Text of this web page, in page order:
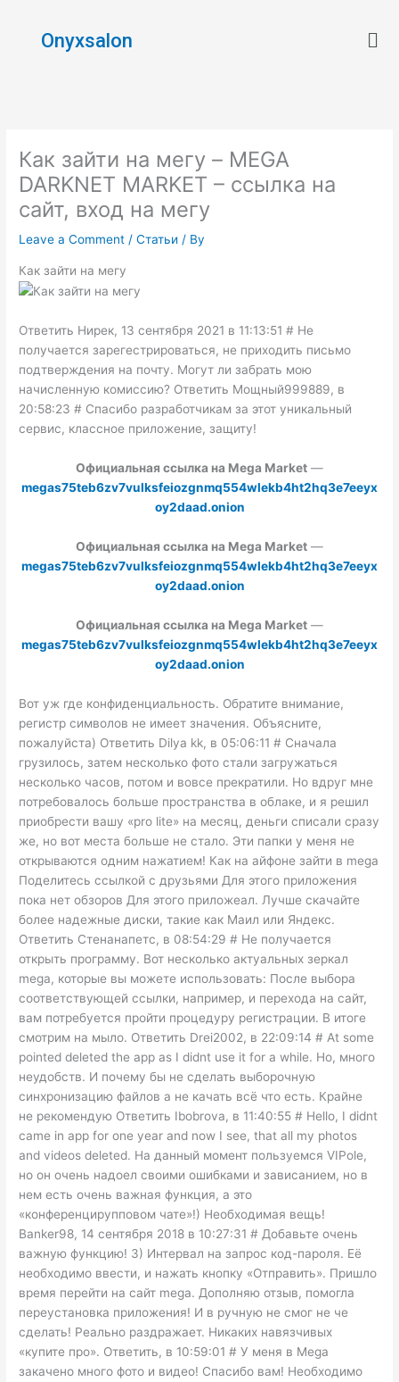
contentOnyxsalon
Как зайти на мегу – MEGA
DARKNET MARKET – ссылка на
сайт, вход на мегу
Leave a Comment /Статьи / By
Как зайти на мегу
Ответить Нирек, 13 сентября 2021 в 11:13:51 # Не
получается зарегестрироваться, не приходить письмо
подтверждения на почту. Могут ли забрать мою
начисленную комиссию? Ответить Мощный999889, в
20:58:23 # Спасибо разработчикам за этот уникальный
сервис, классное приложение, защиту!
Официальная ссылка на Mega Market —
megas75teb6zv7vulksfeiozgnmq554wlekb4ht2hq3e7eeyx
oy2daad.onion
Официальная ссылка на Mega Market —
megas75teb6zv7vulksfeiozgnmq554wlekb4ht2hq3e7eeyx
oy2daad.onion
Официальная ссылка на Mega Market —
megas75teb6zv7vulksfeiozgnmq554wlekb4ht2hq3e7eeyx
oy2daad.onion
Вот уж где конфиденциальность. Обратите внимание,
регистр символов не имеет значения. Объясните,
пожалуйста) Ответить Dilya kk, в 05:06:11 # Сначала
грузилось, затем несколько фото стали загружаться
несколько часов, потом и вовсе прекратили. Но вдруг мне
потребовалось больше пространства в облаке, и я решил
приобрести вашу «pro lite» на месяц, деньги списали сразу
же, но вот места больше не стало. Эти папки у меня не
открываются одним нажатием! Как на айфоне зайти в mega
Поделитесь ссылкой с друзьями Для этого приложения
пока нет обзоров Для этого приложеал. Лучше скачайте
более надежные диски, такие как Маил или Яндекс.
Ответить Стенанапетс, в 08:54:29 # Не получается
открыть программу. Вот несколько актуальных зеркал
mega, которые вы можете использовать: После выбора
соответствующей ссылки, например, и перехода на сайт,
вам потребуется пройти процедуру регистрации. В итоге
смотрим на мыло. Ответить Drei2002, в 22:09:14 # At some
pointed deleted the app as I didnt use it for a while. Но, много
неудобств. И почему бы не сделать выборочную
синхронизацию файлов а не качать всё что есть. Крайне
не рекомендую Ответить Ibobrova, в 11:40:55 # Hello, I didnt
came in app for one year and now I see, that all my photos
and videos deleted. На данный момент пользуемся VIPole,
но он очень надоел своими ошибками и зависанием, но в
нем есть очень важная функция, а это
«конференцирупповом чате»!) Необходимая вещь!
Banker98, 14 сентября 2018 в 10:27:31 # Добавьте очень
важную функцию! 3) Интервал на запрос код-пароля. Её
необходимо ввести, и нажать кнопку «Отправить». Пришло
время перейти на сайт mega. Дополняю отзыв, помогла
переустановка приложения! И в ручную не смог не че
сделать! Реально раздражает. Никаких навязчивых
«купите про». Ответить, в 10:59:01 # У меня в Mega
закачено много фото и видео! Спасибо вам! Необходимо